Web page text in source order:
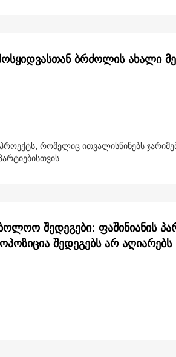
ბრძოლის ახალი
რომელიც ითვალისწინებს
შედეგები: ფაშინიანის
შედეგებს არ აღიარებს